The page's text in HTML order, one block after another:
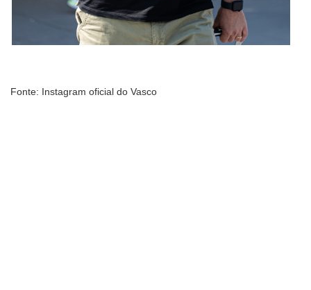
Fonte: Instagram oficial do Vasco